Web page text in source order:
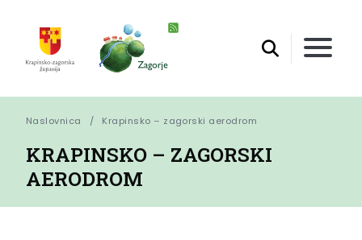
Naslovnica Krapinsko – zagorski aerodrom
KRAPINSKO – ZAGORSKI
AERODROM